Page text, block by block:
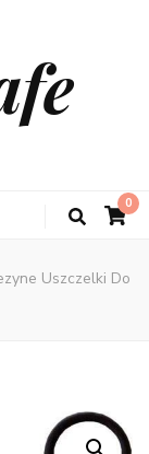
0
Uszczelki Do